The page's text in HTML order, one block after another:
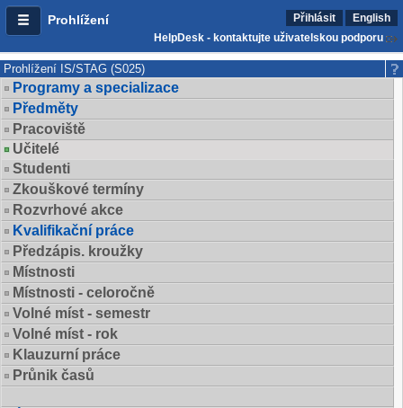
Prohlížení Přihlásit
English
HelpDesk - kontaktujte uživatelskou podporu
Prohlížení IS/STAG (S025)
Programy a specializace
Předměty
Pracoviště
Učitelé
Studenti
Zkouškové termíny
Rozvrhové akce
Kvalifikační práce
Předzápis. kroužky
Místnosti
Místnosti - celoročně
Volné míst - semestr
Volné míst - rok
Klauzurní práce
Průnik časů